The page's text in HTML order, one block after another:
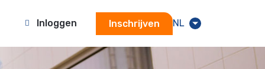
Inloggen Inschrijven NL